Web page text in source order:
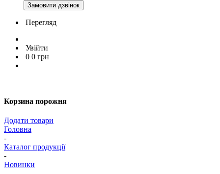
Замовити дзвінок
Перегляд
Увійти
0 0 грн
Корзина порожня
Додати товари
Головна
-
Каталог продукції
-
Новинки